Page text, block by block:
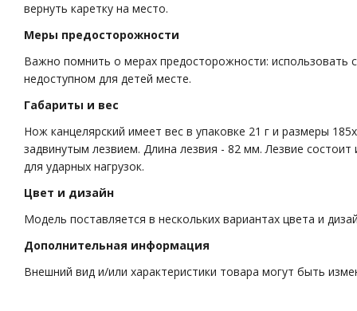
вернуть каретку на место.
Меры предосторожности
Важно помнить о мерах предосторожности: использовать
недоступном для детей месте.
Габариты и вес
Нож канцелярский имеет вес в упаковке 21 г и размеры
задвинутым лезвием. Длина лезвия - 82 мм. Лезвие
для ударных нагрузок.
Цвет и дизайн
Модель поставляется в нескольких вариантах цвета и
Дополнительная информация
Внешний вид и/или характеристики товара могут быть